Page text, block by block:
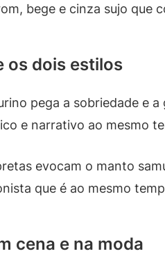
bege e cinza sujo que
os dois estilos
pega a sobriedade e
e narrativo ao mesmo
evocam o manto
que é ao mesmo
cena e na moda